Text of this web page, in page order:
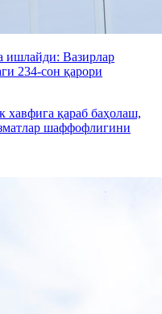
ишлайди: Вазирлар
234-сон қарори
хавфига қараб баҳолаш,
шаффофлигини